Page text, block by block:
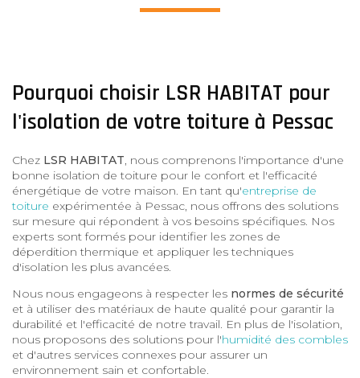
Pourquoi choisir LSR HABITAT pour
l'isolation de votre toiture à Pessac
Chez LSR HABITAT, nous comprenons l'importance d'une
bonne isolation de toiture pour le confort et l'efficacité
énergétique de votre maison. En tant qu'entreprise de
toiture expérimentée à Pessac, nous offrons des solutions
sur mesure qui répondent à vos besoins spécifiques. Nos
experts sont formés pour identifier les zones de
déperdition thermique et appliquer les techniques
d'isolation les plus avancées.
Nous nous engageons à respecter les normes de sécurité
et à utiliser des matériaux de haute qualité pour garantir la
durabilité et l'efficacité de notre travail. En plus de l'isolation,
nous proposons des solutions pour l'humidité des combles
et d'autres services connexes pour assurer un
environnement sain et confortable.